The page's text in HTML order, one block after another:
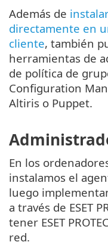
Además de
directamente en
cliente, también
herramientas de
de política de
Configuration
Altiris o Puppet.
En los
instalamos el
luego
a través de ESET
tener ESET
red.